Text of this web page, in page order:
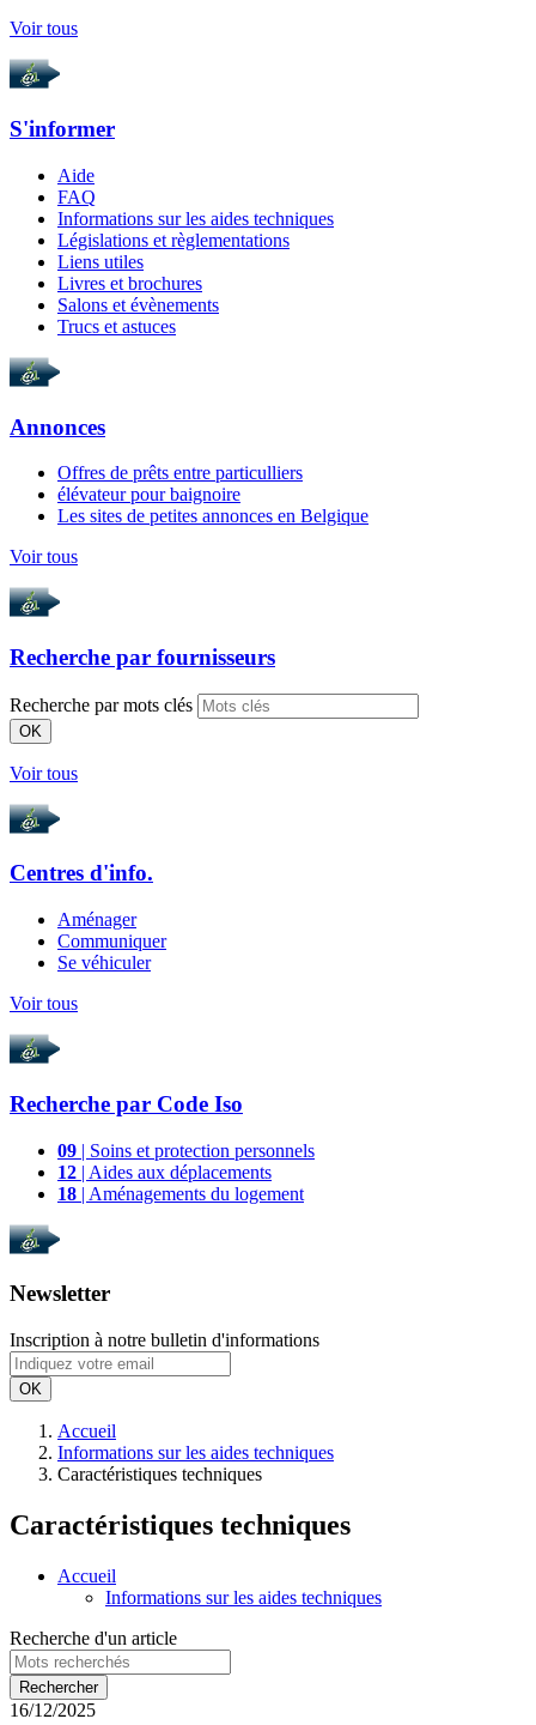
Voir tous
S'informer
Aide
FAQ
Informations sur les aides techniques
Législations et règlementations
Liens utiles
Livres et brochures
Salons et évènements
Trucs et astuces
Annonces
Offres de prêts entre particulliers
élévateur pour baignoire
Les sites de petites annonces en Belgique
Voir tous
Recherche par fournisseurs
Recherche par mots clés
OK
Voir tous
Centres d'info.
Aménager
Communiquer
Se véhiculer
Voir tous
Recherche par Code Iso
09 | Soins et protection personnels
12 | Aides aux déplacements
18 | Aménagements du logement
Newsletter
Inscription à notre bulletin d'informations
OK
Accueil
Informations sur les aides techniques
Caractéristiques techniques
Caractéristiques techniques
Accueil
Informations sur les aides techniques
Recherche d'un article
16/12/2025